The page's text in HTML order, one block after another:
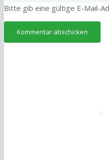
Bitte gib eine gültige E-Mail-
Kommentar abschicken